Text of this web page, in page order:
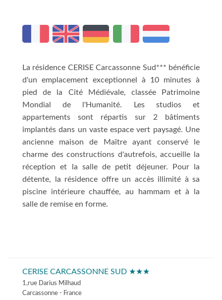
La résidence CERISE Carcassonne Sud*** bénéficie
d'un emplacement exceptionnel à 10 minutes à
pied de la Cité Médiévale, classée Patrimoine
Mondial de l'Humanité. Les studios et
appartements sont répartis sur 2 bâtiments
implantés dans un vaste espace vert paysagé. Une
ancienne maison de Maître ayant conservé le
charme des constructions d'autrefois, accueille la
réception et la salle de petit déjeuner. Pour la
détente, la résidence offre un accès illimité à sa
piscine intérieure chauffée, au hammam et à la
salle de remise en forme.
CERISE CARCASSONNE SUD ★★★
1,rue Darius Milhaud
Carcassonne - France